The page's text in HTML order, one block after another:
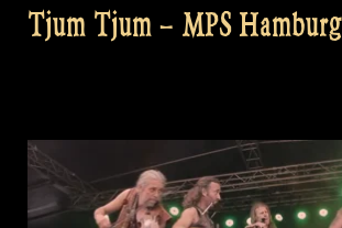
Tjum Tjum – MPS Hamburg